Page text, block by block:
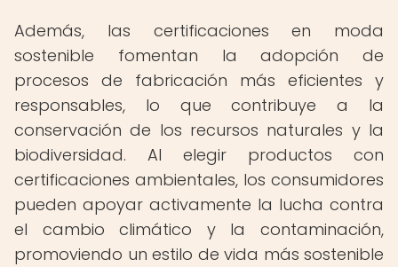
Además, las certificaciones en moda
sostenible fomentan la adopción de
procesos de fabricación más eficientes y
responsables, lo que contribuye a la
conservación de los recursos naturales y la
biodiversidad. Al elegir productos con
certificaciones ambientales, los consumidores
pueden apoyar activamente la lucha contra
el cambio climático y la contaminación,
promoviendo un estilo de vida más sostenible